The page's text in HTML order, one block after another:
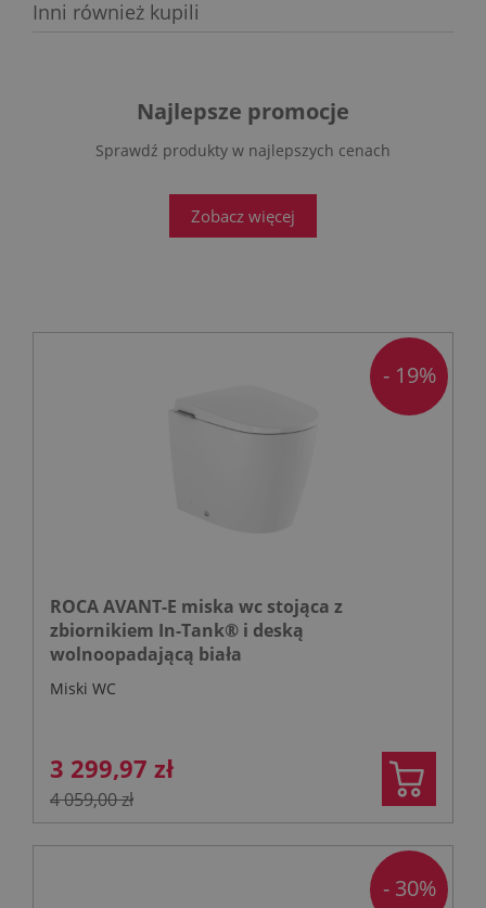
Inni również kupili
Najlepsze promocje
Sprawdź produkty w najlepszych cenach
Zobacz więcej
ROCA AVANT-E miska wc stojąca z
zbiornikiem In-Tank® i deską
wolnoopadającą biała
Miski WC
3 299,97 zł
4 059,00 zł
- 19%
- 30%